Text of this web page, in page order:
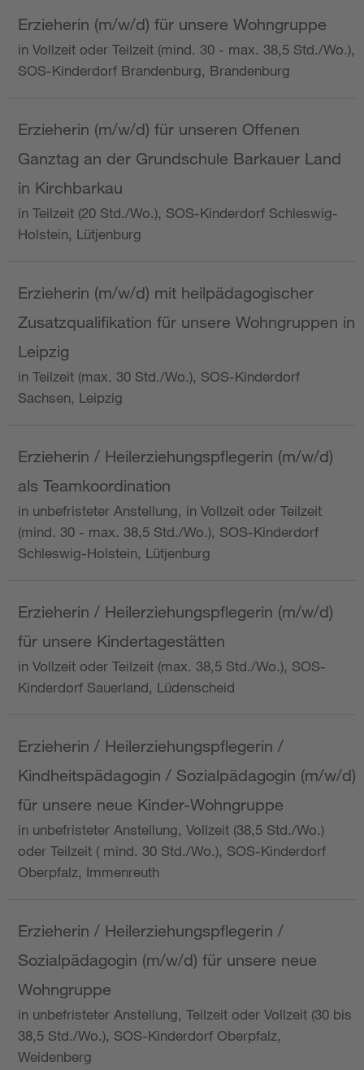
Erzieherin (m/w/d) für unsere Wohngruppe
in Vollzeit oder Teilzeit (mind. 30 - max. 38,5 Std./Wo.),
SOS-Kinderdorf Brandenburg, Brandenburg
Erzieherin (m/w/d) für unseren Offenen
Ganztag an der Grundschule Barkauer Land
in Kirchbarkau
in Teilzeit (20 Std./Wo.), SOS-Kinderdorf Schleswig-
Holstein, Lütjenburg
Erzieherin (m/w/d) mit heilpädagogischer
Zusatzqualifikation für unsere Wohngruppen in
Leipzig
in Teilzeit (max. 30 Std./Wo.), SOS-Kinderdorf
Sachsen, Leipzig
Erzieherin / Heilerziehungspflegerin (m/w/d)
als Teamkoordination
in unbefristeter Anstellung, in Vollzeit oder Teilzeit
(mind. 30 - max. 38,5 Std./Wo.), SOS-Kinderdorf
Schleswig-Holstein, Lütjenburg
Erzieherin / Heilerziehungspflegerin (m/w/d)
für unsere Kindertagestätten
in Vollzeit oder Teilzeit (max. 38,5 Std./Wo.), SOS-
Kinderdorf Sauerland, Lüdenscheid
Erzieherin / Heilerziehungspflegerin /
Kindheitspädagogin / Sozialpädagogin (m/w/d)
für unsere neue Kinder-Wohngruppe
in unbefristeter Anstellung, Vollzeit (38,5 Std./Wo.)
oder Teilzeit ( mind. 30 Std./Wo.), SOS-Kinderdorf
Oberpfalz, Immenreuth
Erzieherin / Heilerziehungspflegerin /
Sozialpädagogin (m/w/d) für unsere neue
Wohngruppe
in unbefristeter Anstellung, Teilzeit oder Vollzeit (30 bis
38,5 Std./Wo.), SOS-Kinderdorf Oberpfalz,
Weidenberg